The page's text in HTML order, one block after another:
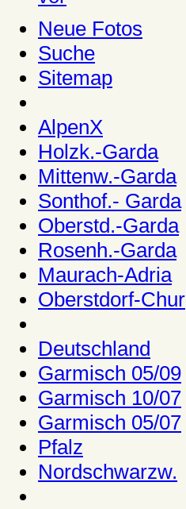
Neue Fotos
Suche
Sitemap
AlpenX
Holzk.-Garda
Mittenw.-Garda
Sonthof.- Garda
Oberstd.-Garda
Rosenh.-Garda
Maurach-Adria
Oberstdorf-Chur
Deutschland
Garmisch 05/09
Garmisch 10/07
Garmisch 05/07
Pfalz
Nordschwarzw.